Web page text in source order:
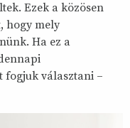
Ezek a közösen
hogy mely
Ha ez a
fogjuk választani –